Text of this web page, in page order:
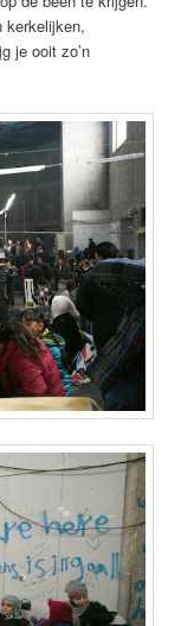
kerkelijken,
je ooit zo’n